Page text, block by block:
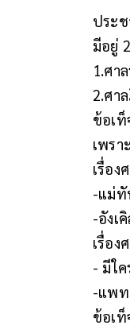
ประ
มีอยู่
1.ศา
2.ศา
ข้อเ
เพร
เรื่อง
-แม่ทั
-อังเ
เรื่อง
- มีใ
-แพท
ข้อเ